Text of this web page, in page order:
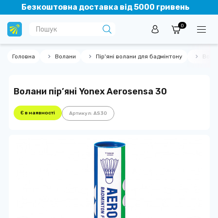
Безкоштовна доставка від 5000 гривень
0
Головна Волани Пір'яні волани для бадмінтону
Волани пір’яні Yonex Aerosensa 30
Є в наявності Артикул: AS30